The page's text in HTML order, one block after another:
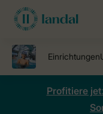
Profitiere